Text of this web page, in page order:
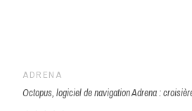
ADRENA
Octopus, logiciel de navigation Adrena :